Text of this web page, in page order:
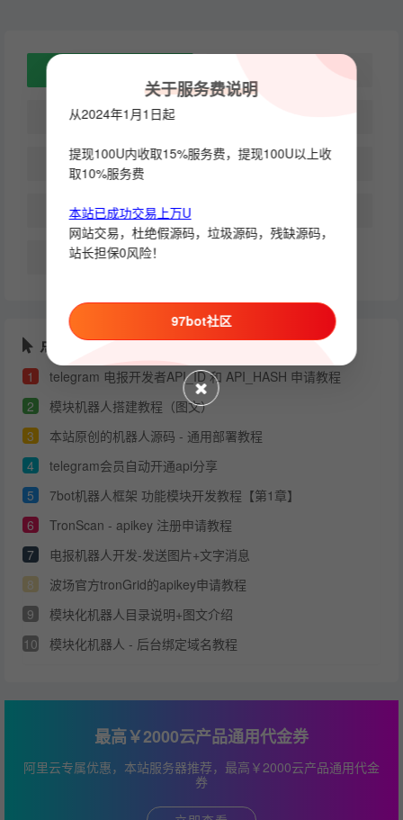
api分享使用教程
php python
node
c++
点击排行
1
telegram 电报开发者API_ID 和 API_HASH 申请教程
2
模块机器人搭建教程（图文）
3
本站原创的机器人源码 - 通用部署教程
4
telegram会员自动开通api分享
5
7bot机器人框架 功能模块开发教程【第1章】
6
TronScan - apikey 注册申请教程
7
电报机器人开发-发送图片+文字消息
8
波场官方tronGrid的apikey申请教程
9
模块化机器人目录说明+图文介绍
10
模块化机器人 - 后台绑定域名教程
最高￥2000云产品通用代金券
阿里云专属优惠，本站服务器推荐，最高￥2000云产品通用代金
券
关于服务费说明
从2024年1月1日起
提现100U内收取15%服务费，提现100U以上收
取10%服务费
本站已成功交易上万U
网站交易，杜绝假源码，垃圾源码，残缺源码，
站长担保0风险！
97bot社区